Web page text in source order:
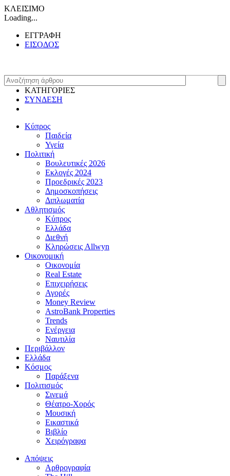
ΚΛΕΙΣΙΜΟ
Loading...
ΕΓΓΡΑΦΗ
ΕΙΣΟΔΟΣ
ΚΑΤΗΓΟΡΙΕΣ
ΣΥΝΔΕΣΗ
Κύπρος
Παιδεία
Υγεία
Πολιτική
Βουλευτικές 2026
Εκλογές 2024
Προεδρικές 2023
Δημοσκοπήσεις
Διπλωματία
Αθλητισμός
Κύπρος
Ελλάδα
Διεθνή
Κληρώσεις Allwyn
Οικονομική
Οικονομία
Real Estate
Επιχειρήσεις
Αγορές
Money Review
AstroBank Properties
Trends
Ενέργεια
Ναυτιλία
Περιβάλλον
Ελλάδα
Κόσμος
Παράξενα
Πολιτισμός
Σινεμά
Θέατρο-Χορός
Μουσική
Εικαστικά
Βιβλίο
Χειρόγραφα
Απόψεις
Αρθρογραφία